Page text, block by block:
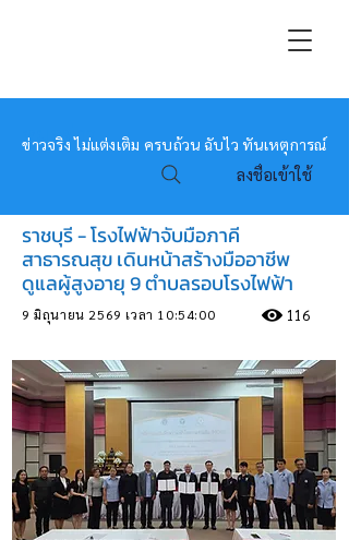
หมอข่าว
ข่าวจริง ไม่แต่งเติม ครบถ้วน ฉับไว ทันเหตุการณ์
ลงชื่อเข้าใช้
ราชบุรี - โรงไฟฟ้าจับมือภาคี
สาธารณสุข เดินหน้าสร้างมืออาชีพ
ดูแลผู้สูงอายุ 9 ตำบลรอบโรงไฟฟ้า
9 มิถุนายน 2569 เวลา 10:54:00 116